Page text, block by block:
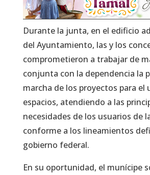
Durante la junta, en el edificio
del Ayuntamiento, las y los
comprometieron a trabajar de
conjunta con la dependencia la
marcha de los proyectos para el
espacios, atendiendo a las
necesidades de los usuarios de
conforme a los lineamientos
gobierno federal.
En su oportunidad, el munícipe